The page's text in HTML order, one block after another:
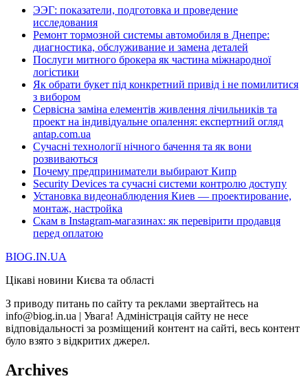
ЭЭГ: показатели, подготовка и проведение
исследования
Ремонт тормозной системы автомобиля в Днепре:
диагностика, обслуживание и замена деталей
Послуги митного брокера як частина міжнародної
логістики
Як обрати букет під конкретний привід і не помилитися
з вибором
Сервісна заміна елементів живлення лічильників та
проект на індивідуальне опалення: експертний огляд
antap.com.ua
Сучасні технології нічного бачення та як вони
розвиваються
Почему предприниматели выбирают Кипр
Security Devices та сучасні системи контролю доступу
Установка видеонаблюдения Киев — проектирование,
монтаж, настройка
Скам в Instagram-магазинах: як перевірити продавця
перед оплатою
BIOG.IN.UA
Цікаві новини Києва та області
З приводу питань по сайту та реклами звертайтесь на
info@biog.in.ua | Увага! Адміністрація сайту не несе
відповідальності за розміщений контент на сайті, весь контент
було взято з відкритих джерел.
Archives